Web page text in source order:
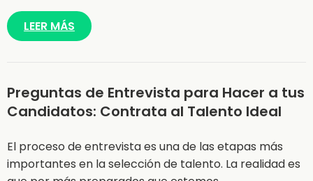
LEER MÁS
Preguntas de Entrevista para Hacer a tus
Candidatos: Contrata al Talento Ideal
El proceso de entrevista es una de las etapas más
importantes en la selección de talento. La realidad es